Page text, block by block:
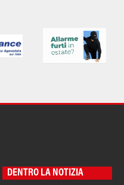
DENTRO LA NOTIZIA